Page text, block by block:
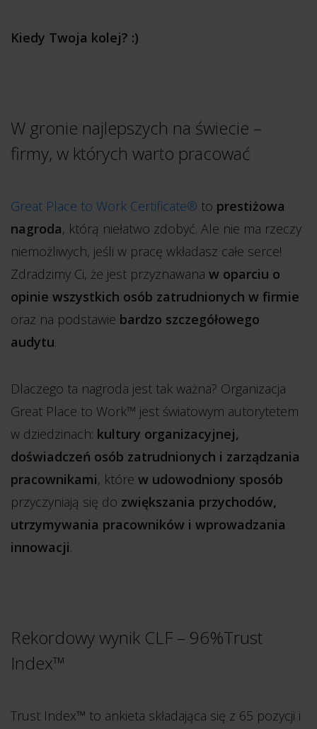
Kiedy Twoja kolej? :)
W gronie najlepszych na świecie –
firmy, w których warto pracować
Great Place to Work Certificate® to prestiżowa
nagroda, którą niełatwo zdobyć. Ale nie ma rzeczy
niemożliwych, jeśli w pracę wkładasz całe serce!
Zdradzimy Ci, że jest przyznawana w oparciu o
opinie wszystkich osób zatrudnionych w firmie
oraz na podstawie bardzo szczegółowego
audytu.
Dlaczego ta nagroda jest tak ważna? Organizacja
Great Place to Work™ jest światowym autorytetem
w dziedzinach: kultury organizacyjnej,
doświadczeń osób zatrudnionych i zarządzania
pracownikami, które w udowodniony sposób
przyczyniają się do zwiększania przychodów,
utrzymywania pracowników i wprowadzania
innowacji.
Rekordowy wynik CLF – 96%Trust
Index™
Trust Index™ to ankieta składająca się z 65 pozycji i